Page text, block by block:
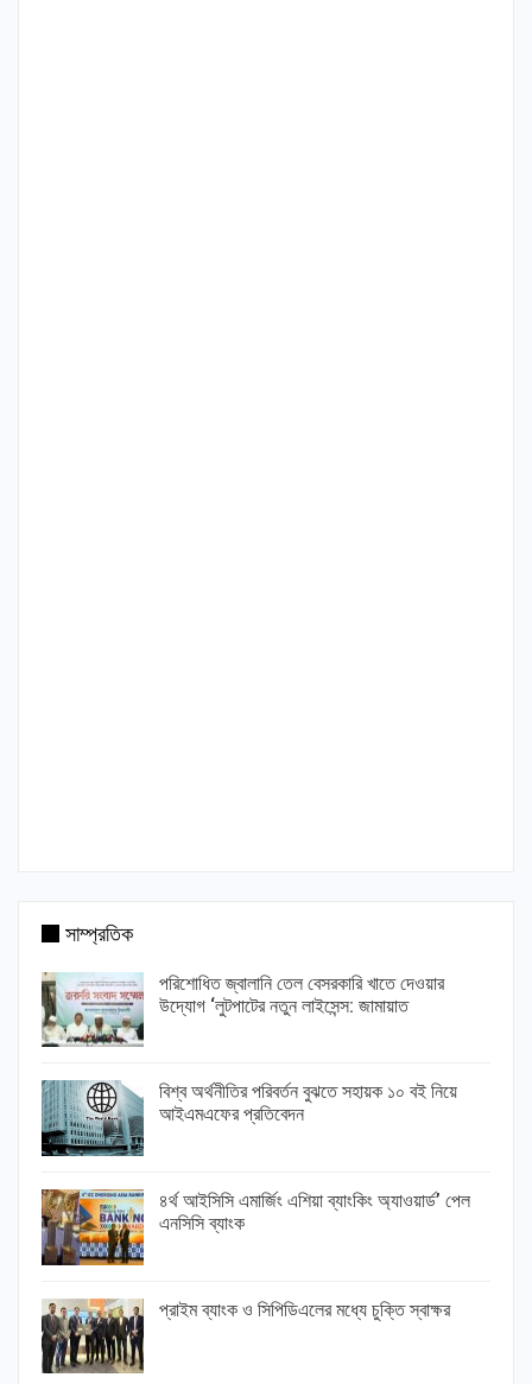
সাম্প্রতিক
পরিশোধিত জ্বালানি তেল বেসরকারি খাতে দেওয়ার
উদ্যোগ ‘লুটপাটের নতুন লাইসেন্স: জামায়াত
বিশ্ব অর্থনীতির পরিবর্তন বুঝতে সহায়ক ১০ বই নিয়ে
আইএমএফের প্রতিবেদন
৪র্থ আইসিসি এমার্জিং এশিয়া ব্যাংকিং অ্যাওয়ার্ড’ পেল
এনসিসি ব্যাংক
প্রাইম ব্যাংক ও সিপিডিএলের মধ্যে চুক্তি স্বাক্ষর